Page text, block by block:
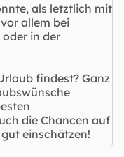
als letztlich mit
allem bei
in der
findest? Ganz
die Chancen auf
einschätzen!